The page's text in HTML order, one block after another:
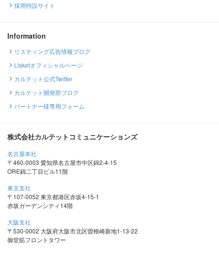
採用特設サイト
Information
リスティング広告情報ブログ
Lisketオフィシャルページ
カルテット公式Twitter
カルテット開発部ブログ
パートナー様専用フォーム
株式会社カルテットコミュニケーションズ
名古屋本社
〒460-0003 愛知県名古屋市中区錦2-4-15
ORE錦二丁目ビル11階
東京支社
〒107-0052 東京都港区赤坂4-15-1
赤坂ガーデンシティ14階
大阪支社
〒530-0002 大阪府大阪市北区曽根崎新地1-13-22
御堂筋フロントタワー